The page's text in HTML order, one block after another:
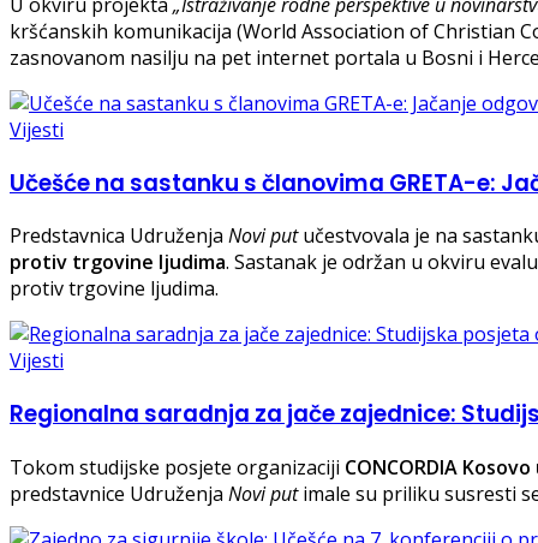
kršćanskih komunikacija (World Association of Christian
zasnovanom nasilju na pet internet portala u Bosni i
Vijesti
Učešće na sastanku s članovima GRETA-e:
Predstavnica Udruženja Novi putučestvovala je na
protiv trgovine ljudima. Sastanak je održan u okviru
protiv trgovine ljudima.
Vijesti
Regionalna saradnja za jače zajednice:
Tokom studijske posjete organizaciji CONCORDIA
predstavnice Udruženja Novi putimale su priliku susresti